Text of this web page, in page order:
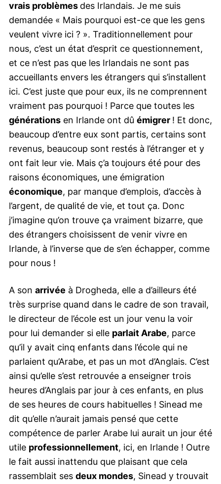
vrais problèmes des Irlandais. Je me suis
demandée « Mais pourquoi est-ce que les gens
veulent vivre ici ? ». Traditionnellement pour
nous, c’est un état d’esprit ce questionnement,
et ce n’est pas que les Irlandais ne sont pas
accueillants envers les étrangers qui s’installent
ici. C’est juste que pour eux, ils ne comprennent
vraiment pas pourquoi ! Parce que toutes les
générations en Irlande ont dû émigrer ! Et donc,
beaucoup d’entre eux sont partis, certains sont
revenus, beaucoup sont restés à l’étranger et y
ont fait leur vie. Mais ç’a toujours été pour des
raisons économiques, une émigration
économique, par manque d’emplois, d’accès à
l’argent, de qualité de vie, et tout ça. Donc
j’imagine qu’on trouve ça vraiment bizarre, que
des étrangers choisissent de venir vivre en
Irlande, à l’inverse que de s’en échapper, comme
pour nous !
A son arrivée à Drogheda, elle a d’ailleurs été
très surprise quand dans le cadre de son travail,
le directeur de l’école est un jour venu la voir
pour lui demander si elle parlait Arabe, parce
qu’il y avait cinq enfants dans l’école qui ne
parlaient qu’Arabe, et pas un mot d’Anglais. C’est
ainsi qu’elle s’est retrouvée a enseigner trois
heures d’Anglais par jour à ces enfants, en plus
de ses heures de cours habituelles ! Sinead me
dit qu’elle n’aurait jamais pensé que cette
compétence de parler Arabe lui aurait un jour été
utile professionnellement, ici, en Irlande ! Outre
le fait aussi inattendu que plaisant que cela
rassemblait ses deux mondes, Sinead y trouvait